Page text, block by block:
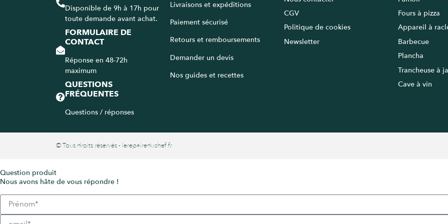
Disponible de 9h à 17h pour
toute demande avant achat.
FORMULAIRE DE
CONTACT
Réponse en 48-72h
maximum
QUESTIONS
FRÉQUENTES
Questions / réponses
Livraisons et expéditions
Paiement sécurisé
Retours et remboursements
Demander un devis
Nos guides et recettes
CGV
Politique de cookies
Newsletter
Fours à pizza
Appareil à
Barbecue
Plancha
Trancheuse à
Cave à vin
© Tous droits réservés - lerepaireduchef.fr
Question produit
Nous avons hâte de vous répondre !